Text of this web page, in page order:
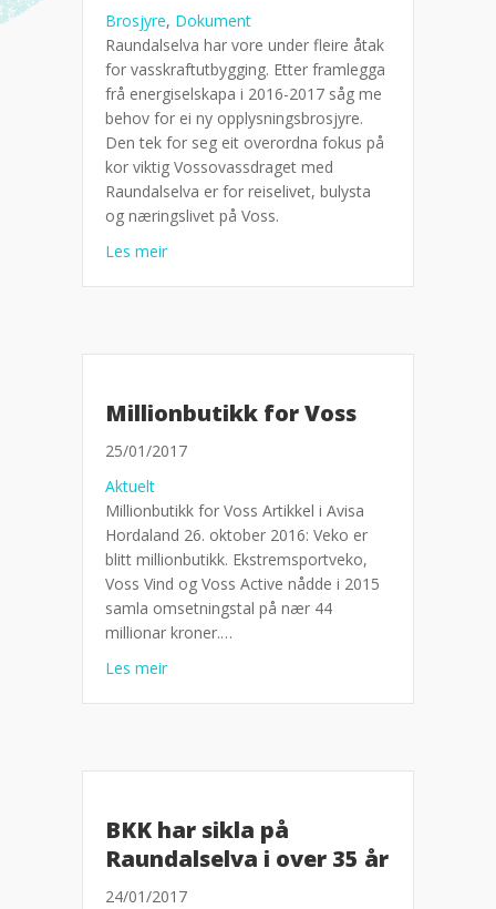
Brosjyre, Dokument
Raundalselva har vore under fleire åtak
for vasskraftutbygging. Etter framlegga
frå energiselskapa i 2016-2017 såg me
behov for ei ny opplysningsbrosjyre.
Den tek for seg eit overordna fokus på
kor viktig Vossovassdraget med
Raundalselva er for reiselivet, bulysta
og næringslivet på Voss.
Les meirabout Vernebrosjyre 2017: Berekraftig
Millionbutikk for Voss
25/01/2017
Aktuelt
Millionbutikk for Voss Artikkel i Avisa
Hordaland 26. oktober 2016: Veko er
blitt millionbutikk. Ekstremsportveko,
Voss Vind og Voss Active nådde i 2015
samla omsetningstal på nær 44
millionar kroner.…
Les meirabout Millionbutikk for Voss
BKK har sikla på
Raundalselva i over 35 år
24/01/2017